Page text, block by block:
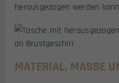
herausgezogen werden
MATERIAL, MASSE